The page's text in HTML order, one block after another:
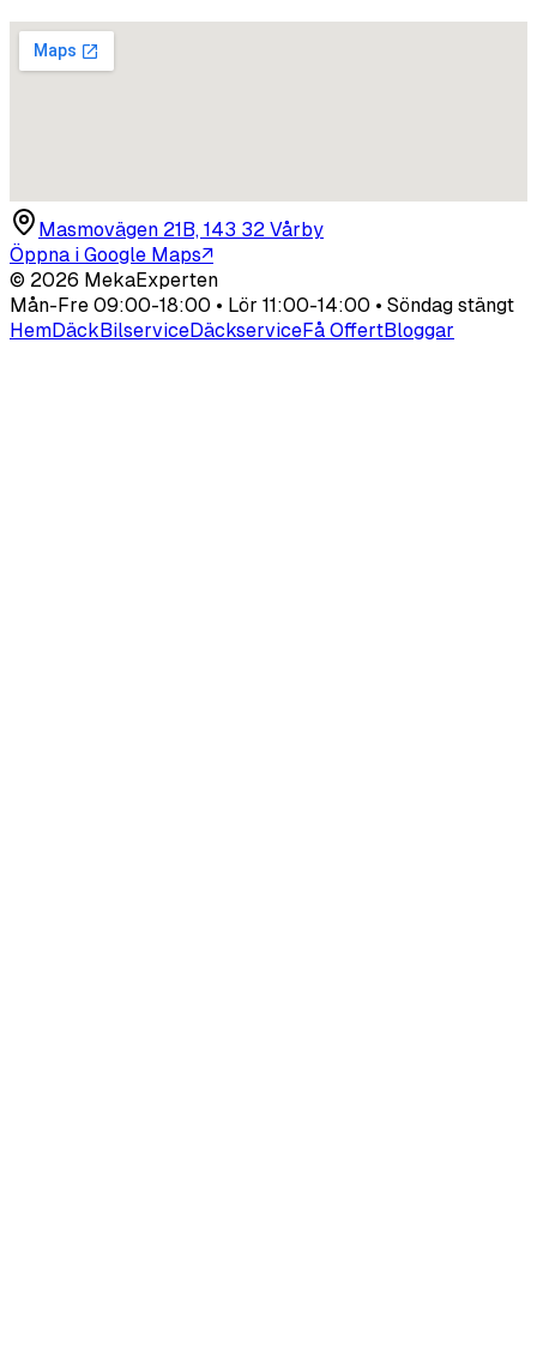
Masmovägen 21B, 143 32 Vårby
Öppna i Google Maps↗
© 2026 MekaExperten
Mån-Fre 09:00-18:00 • Lör 11:00-14:00 • Söndag stängt
HemDäck BilserviceDäckserviceFå OffertBloggar